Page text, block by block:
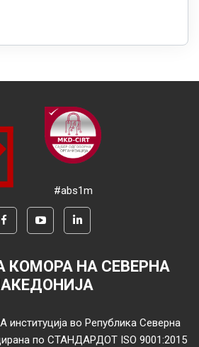
#abs1m
КОМОРА НА СЕВЕРНА
во Република Северна
по СТАНДАРДОТ ISO 9001:2015